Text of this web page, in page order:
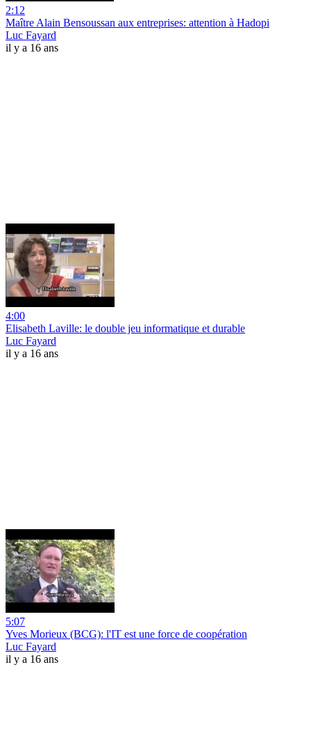
2:12
Maître Alain Bensoussan aux entreprises: attention à Hadopi
Luc Fayard
il y a 16 ans
4:00
Elisabeth Laville: le double jeu informatique et durable
Luc Fayard
il y a 16 ans
5:07
Yves Morieux (BCG): l'IT est une force de coopération
Luc Fayard
il y a 16 ans